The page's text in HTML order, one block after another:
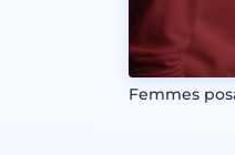
Femmes